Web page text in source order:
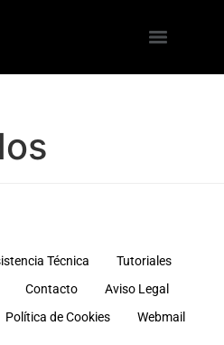
Técnica
Tutoriales
Contacto
Aviso Legal
Política de Cookies Webmail